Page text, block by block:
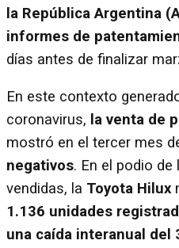
la República Argentina
informes de
días antes de finalizar
En este contexto
coronavirus, la venta de
mostró en el tercer mes
negativos. En el podio
vendidas, la Toyota Hilux
1.136 unidades
una caída interanual del